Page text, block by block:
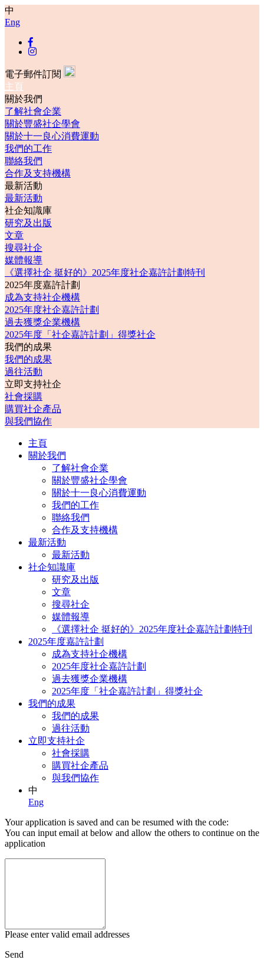
中
Eng
電子郵件訂閱
主頁
關於我們
了解社會企業
關於豐盛社企學會
關於十一良心消費運動
我們的工作
聯絡我們
合作及支持機構
最新活動
最新活動
社企知識庫
研究及出版
文章
搜尋社企
媒體報導
《選擇社企 挺好的》2025年度社企嘉許計劃特刊
2025年度嘉許計劃
成為支持社企機構
2025年度社企嘉許計劃
過去獲獎企業機構
2025年度「社企嘉許計劃」得獎社企
我們的成果
我們的成果
過往活動
立即支持社企
社會採購
購買社企產品
與我們協作
主頁
關於我們
了解社會企業
關於豐盛社企學會
關於十一良心消費運動
我們的工作
聯絡我們
合作及支持機構
最新活動
最新活動
社企知識庫
研究及出版
文章
搜尋社企
媒體報導
《選擇社企 挺好的》2025年度社企嘉許計劃特刊
2025年度嘉許計劃
成為支持社企機構
2025年度社企嘉許計劃
過去獲獎企業機構
2025年度「社企嘉許計劃」得獎社企
我們的成果
我們的成果
過往活動
立即支持社企
社會採購
購買社企產品
與我們協作
中
Eng
Your application is saved and can be resumed with the code:
You can input email at below and allow the others to continue on the
application
Please enter valid email addresses
Send